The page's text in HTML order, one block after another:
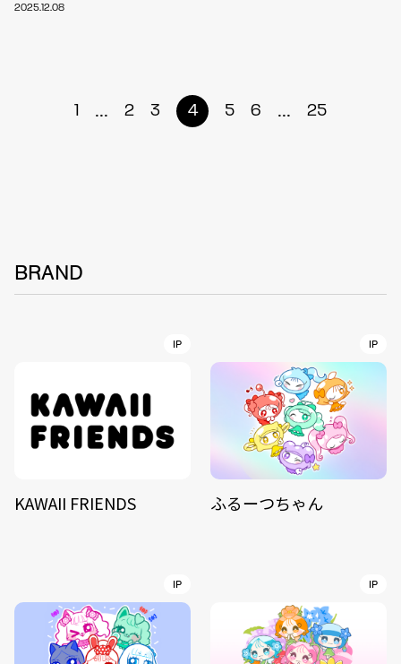
2025.12.08
1 ... 2 3 4 5 6 ... 25
BRAND
IP
KAWAII FRIENDS
IP
ふるーつちゃん
IP IP